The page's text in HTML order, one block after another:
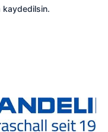
kaydedilsin.